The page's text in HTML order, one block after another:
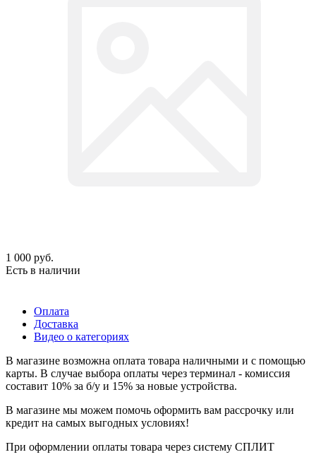
1 000 руб.
Есть в наличии
Оплата
Доставка
Видео о категориях
В магазине возможна оплата товара наличными и с помощью
карты. В случае выбора оплаты через терминал - комиссия
составит 10% за б/у и 15% за новые устройства.
В магазине мы можем помочь оформить вам рассрочку или
кредит на самых выгодных условиях!
При оформлении оплаты товара через систему СПЛИТ